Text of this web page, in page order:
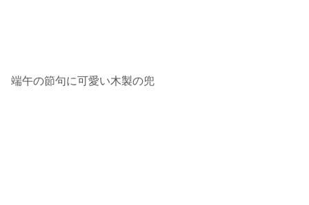
端午の節句に可愛い木製の兜